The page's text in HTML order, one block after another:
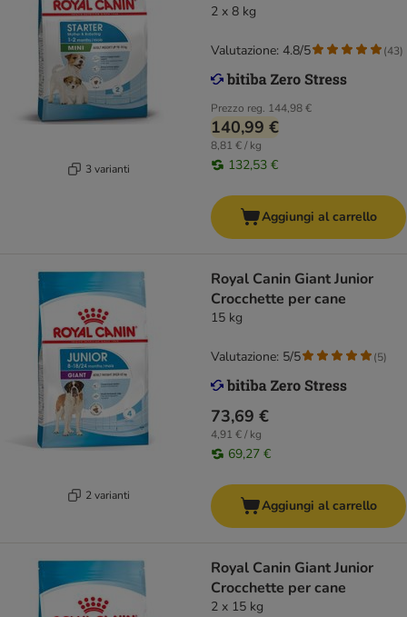
3 varianti
2 x 8 kg
Prezzo reg. 144,98 €
140,99 €
8,81 € / kg
132,53 €
Valutazione: 4.8/5 (43)
Aggiungi al carrello
2 varianti
Royal Canin Giant Junior
Crocchette per cane
15 kg
73,69 €
4,91 € / kg
69,27 €
Valutazione: 5/5 (5)
Aggiungi al carrello
Royal Canin Giant Junior
Crocchette per cane
2 x 15 kg